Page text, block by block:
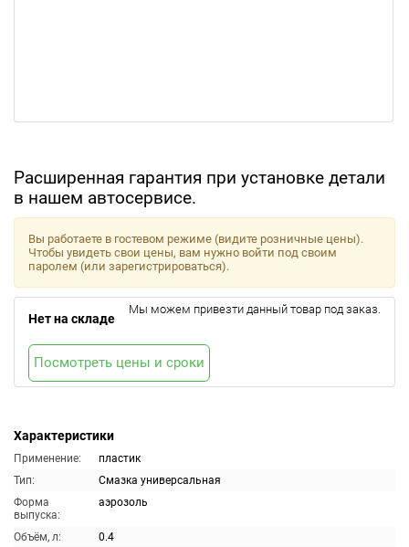
Расширенная гарантия при установке детали
в нашем автосервисе.
Характеристики
Применение:
пластик
Тип:
Смазка универсальная
Форма
выпуска:
аэрозоль
Объём, л:
0.4
Вы работаете в гостевом режиме (видите розничные цены).
Чтобы увидеть свои цены, вам нужно войти под своим
паролем (или зарегистрироваться).
Нет на складе
Мы можем привезти данный товар под заказ.
Посмотреть цены и сроки